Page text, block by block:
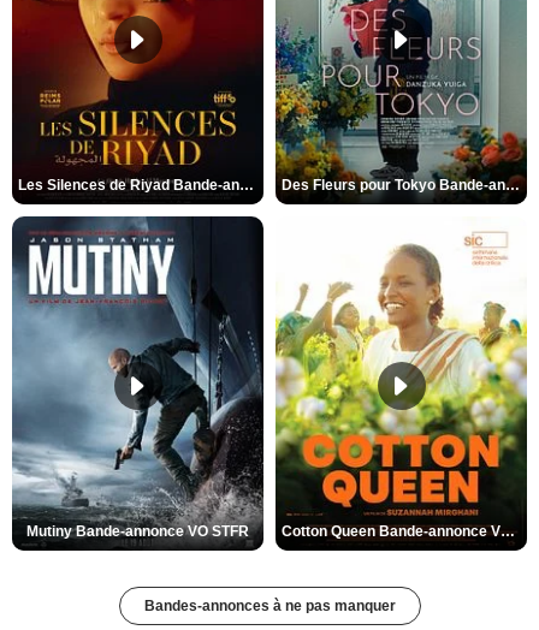
Les Silences de Riyad Bande-annonce VO STFR Des Fleurs pour Tokyo Bande-annonce VO STFR
Mutiny Bande-annonce VO STFR Cotton Queen Bande-annonce VO STFR
Bandes-annonces à ne pas manquer